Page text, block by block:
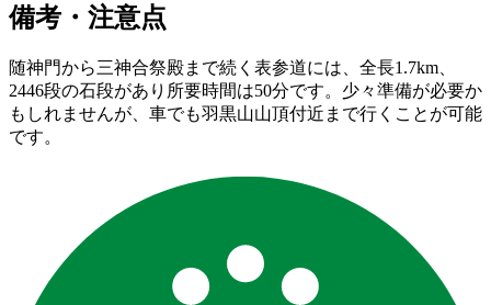
備考・注意点
随神門から三神合祭殿まで続く表参道には、全長1.7km、
2446段の石段があり所要時間は50分です。少々準備が必要か
もしれませんが、車でも羽黒山山頂付近まで行くことが可能
です。